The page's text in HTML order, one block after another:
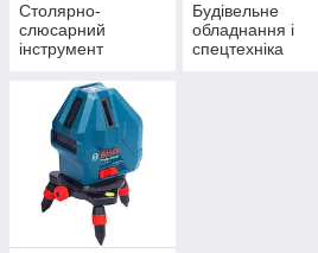
Столярно-
слюсарний
інструмент
Будівельне
обладнання і
спецтехніка